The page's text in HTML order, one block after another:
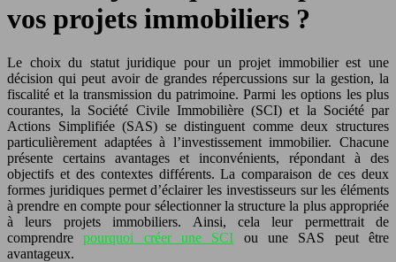
vos projets immobiliers ?
Le choix du statut juridique pour un projet immobilier est une
décision qui peut avoir de grandes répercussions sur la gestion, la
fiscalité et la transmission du patrimoine. Parmi les options les plus
courantes, la Société Civile Immobilière (SCI) et la Société par
Actions Simplifiée (SAS) se distinguent comme deux structures
particulièrement adaptées à l’investissement immobilier. Chacune
présente certains avantages et inconvénients, répondant à des
objectifs et des contextes différents. La comparaison de ces deux
formes juridiques permet d’éclairer les investisseurs sur les éléments
à prendre en compte pour sélectionner la structure la plus appropriée
à leurs projets immobiliers. Ainsi, cela leur permettrait de
comprendrepourquoi créer une SCI ou une SAS peut être
avantageux.